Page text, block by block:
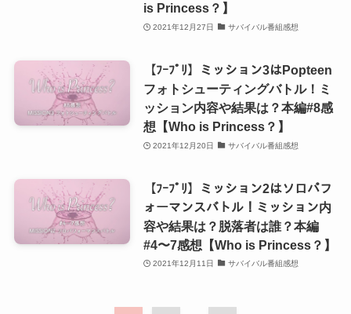
is Princess？】
2021年12月27日 サバイバル番組感想
【ﾌｰﾌﾟﾘ】ミッション3はPopteen
フォトシューティングバトル！ミ
ッション内容や結果は？本編#8感
想【Who is Princess？】
2021年12月20日 サバイバル番組感想
【ﾌｰﾌﾟﾘ】ミッション2はソロパフ
ォーマンスバトル！ミッション内
容や結果は？脱落者は誰？本編
#4〜7感想【Who is Princess？】
2021年12月11日 サバイバル番組感想